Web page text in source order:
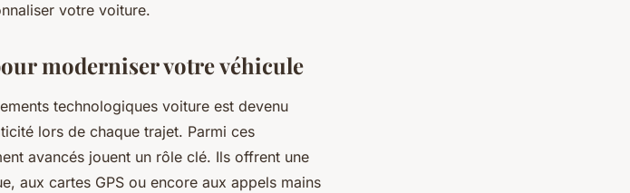
votre voiture.
moderniser votre véhicule
technologiques voiture est devenu
lors de chaque trajet. Parmi ces
avancés jouent un rôle clé. Ils offrent une
aux cartes GPS ou encore aux appels mains